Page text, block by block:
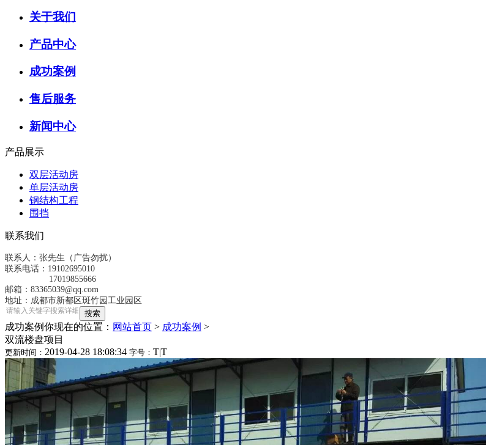
关于我们
产品中心
成功案例
售后服务
新闻中心
产品展示
双层活动房
单层活动房
钢结构工程
围挡
联系我们
联系人：张先生（广告勿扰）
联系电话：19102695010
17019855666
邮箱：83365039@qq.com
地址：成都市新都区斑竹园工业园区
成功案例你现在的位置： 网站首页 > 成功案例 >
双流楼盘项目
更新时间： 2019-04-28 18:08:34 字号： T|T